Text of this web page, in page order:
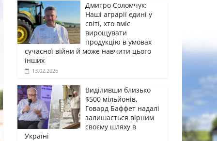
Дмитро Соломчук:
Наші аграрії єдині у
світі, хто вміє
вирощувати
продукцію в умовах
сучасної війни й може навчити цього
інших
13.02.2026
Виділивши близько
$500 мільйонів,
Говард Баффет надалі
залишається вірним
своєму шляху в
Україні